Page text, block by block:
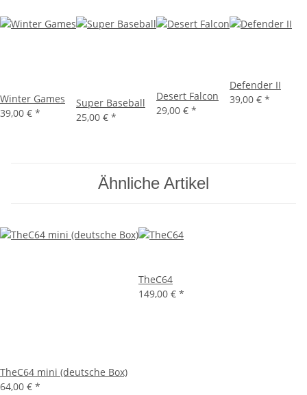
Winter Games
39,00 € *
Super Baseball
25,00 € *
Desert Falcon
29,00 € *
Defender II
39,00 € *
Ähnliche Artikel
TheC64 mini (deutsche Box)
64,00 € *
TheC64
149,00 € *